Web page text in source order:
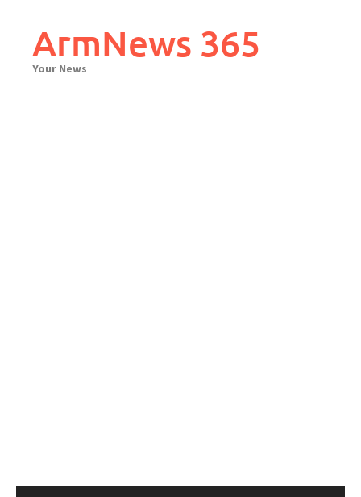
contentArmNews 365
Your News